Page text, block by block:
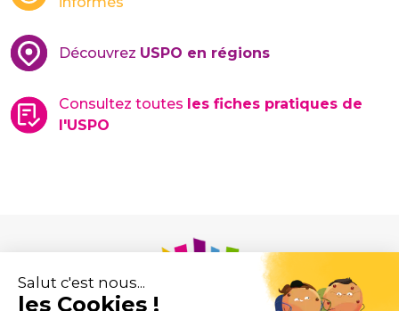
Découvrez USPO en régions
Consultez toutes les fiches pratiques de
l'USPO